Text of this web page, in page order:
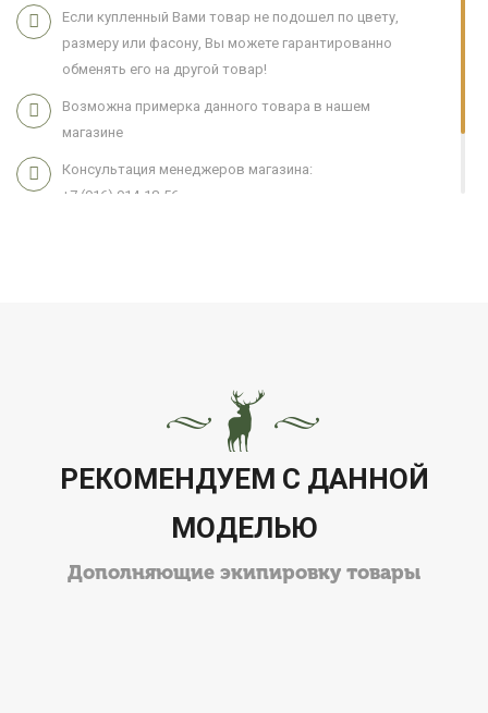
Если купленный Вами товар не подошел по цвету,
размеру или фасону, Вы можете гарантированно
обменять его на другой товар!
Возможна примерка данного товара в нашем
магазине
Консультация менеджеров магазина:
+7 (916) 914-18-56
РЕКОМЕНДУЕМ С ДАННОЙ
МОДЕЛЬЮ
Дополняющие экипировку товары